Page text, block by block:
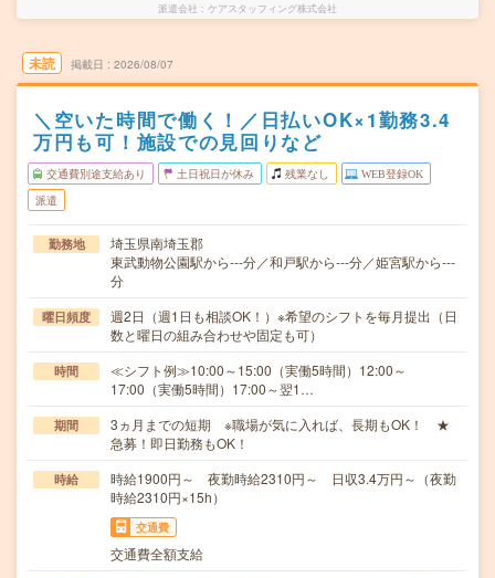
派遣会社 ケアスタッフィング株式会社
未読 掲載日 2026/08/07
＼空いた時間で働く！／日払いOK×1勤務3.4
万円も可！施設での見回りなど
交通費別途支給あり 土日祝日が休み 残業なし WEB登録OK
派遣
勤務地
埼玉県南埼玉郡
東武動物公園駅から---分／和戸駅から---分／姫宮駅から---
分
曜日頻度
週2日（週1日も相談OK！）※希望のシフトを毎月提出（日
数と曜日の組み合わせや固定も可）
時間
≪シフト例≫10:00～15:00（実働5時間）12:00～
17:00（実働5時間）17:00～翌1…
期間
3ヵ月までの短期 ※職場が気に入れば、長期もOK！ ★
急募！即日勤務もOK！
時給
時給1900円～ 夜勤時給2310円～ 日収3.4万円～（夜勤
時給2310円×15h）
交通費
交通費全額支給